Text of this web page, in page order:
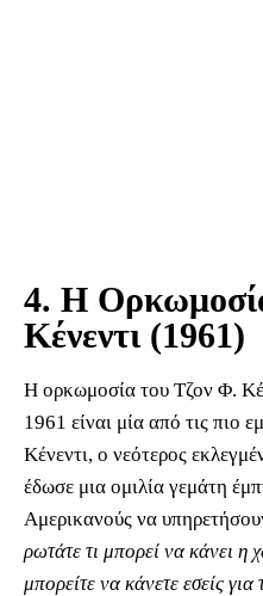
4. Η
Κένεντι (1961)
Η ορκωμοσία του Τζον Φ.
1961 είναι μία από τις πιο
Κένεντι, ο νεότερος
έδωσε μια ομιλία γεμάτη
Αμερικανούς να
ρωτάτε τι μπορεί να κάνει η
μπορείτε να κάνετε εσείς